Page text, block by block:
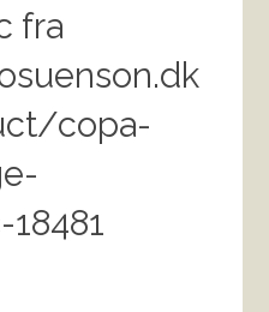
fra
copa-